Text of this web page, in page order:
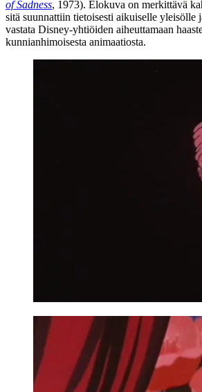
of Sadness, 1973). Elokuva on merkittävä
sitä suunnattiin tietoisesti aikuiselle yleisölle
vastata Disney-yhtiöiden aiheuttamaan
kunnianhimoisesta animaatiosta.